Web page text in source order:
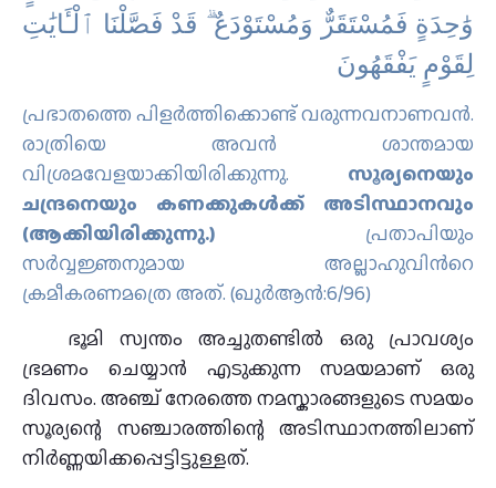
وَٰحِدَةٍ فَمُسْتَقَرٌّ وَمُسْتَوْدَعٌ ۗ قَدْ فَصَّلْنَا ٱلْـَٔايَٰتِ
لِقَوْمٍ يَفْقَهُونَ
പ്രഭാതത്തെ പിളര്‍ത്തിക്കൊണ്ട് വരുന്നവനാണവന്‍.
രാത്രിയെ അവന്‍ ശാന്തമായ
വിശ്രമവേളയാക്കിയിരിക്കുന്നു. സൂര്യനെയും
ചന്ദ്രനെയും കണക്കുകള്‍ക്ക് അടിസ്ഥാനവും
(ആക്കിയിരിക്കുന്നു.) പ്രതാപിയും
സര്‍വ്വജ്ഞനുമായ അല്ലാഹുവിന്‍റെ
ക്രമീകരണമത്രെ അത്‌. (ഖുര്‍ആന്‍:6/96)
ഭൂമി സ്വന്തം അച്ചുതണ്ടില്‍ ഒരു പ്രാവശ്യം
ഭ്രമണം ചെയ്യാന്‍ എടുക്കുന്ന സമയമാണ് ഒരു
ദിവസം. അഞ്ച് നേരത്തെ നമസ്കാരങ്ങളുടെ സമയം
സൂര്യന്റെ സഞ്ചാരത്തിന്റെ അടിസ്ഥാനത്തിലാണ്
നിര്‍ണ്ണയിക്കപ്പെട്ടിട്ടുള്ളത്.